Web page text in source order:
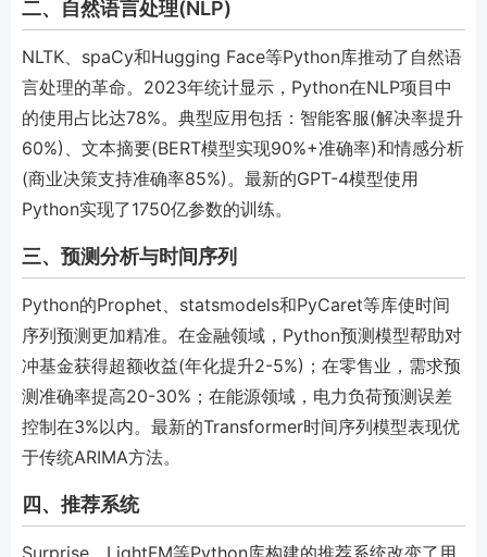
二、自然语言处理(NLP)
NLTK、spaCy和Hugging Face等Python库推动了自然语
言处理的革命。2023年统计显示，Python在NLP项目中
的使用占比达78%。典型应用包括：智能客服(解决率提升
60%)、文本摘要(BERT模型实现90%+准确率)和情感分析
(商业决策支持准确率85%)。最新的GPT-4模型使用
Python实现了1750亿参数的训练。
三、预测分析与时间序列
Python的Prophet、statsmodels和PyCaret等库使时间
序列预测更加精准。在金融领域，Python预测模型帮助对
冲基金获得超额收益(年化提升2-5%)；在零售业，需求预
测准确率提高20-30%；在能源领域，电力负荷预测误差
控制在3%以内。最新的Transformer时间序列模型表现优
于传统ARIMA方法。
四、推荐系统
Surprise、LightFM等Python库构建的推荐系统改变了用